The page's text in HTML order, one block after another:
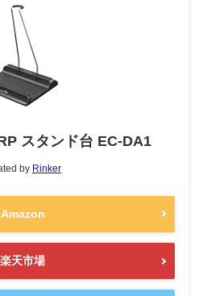
スタンド台 EC-DA1
by Rinker
Amazon
楽天市場